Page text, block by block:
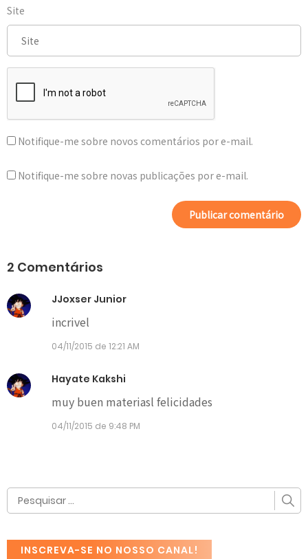
Site
Notifique-me sobre novos comentários por e-mail.
Notifique-me sobre novas publicações por e-mail.
2 Comentários
JJoxser Junior
incrivel
04/11/2015 de 12:21 AM
Hayate Kakshi
muy buen materiasl felicidades
04/11/2015 de 9:48 PM
INSCREVA-SE NO NOSSO CANAL!